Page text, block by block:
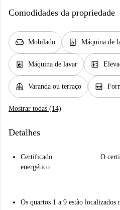
Comodidades da propriedade
chair Mobilado dishwasher_gen Máquina de
local_laundry_service Máquina de lavar elevator
balcony Varanda ou terraço oven_gen
Mostrar todas (14)
Detalhes
Certificado
energético
O
Os quartos 1 a 9 estão localizados